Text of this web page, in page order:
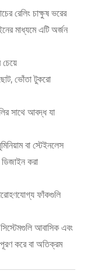
রেলিং চাক্ষুষ ভরের
মাধ্যমে এটি অর্জন
চেয়ে
ভোঁতা টুকরো
সাথে আবদ্ধ যা
বা স্টেইনলেস
করা
ফাঁকগুলি
সিস্টেমগুলি আবাসিক এবং
পূরণ করে বা অতিক্রম